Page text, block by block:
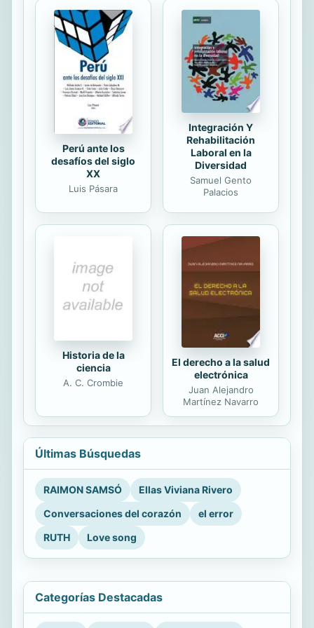
de no saber vivir sino por partes, con
momentos desgarrados, con meros
fragmentos de vida. Podrán no
gustarnos, por no nos harán perder
el tiempo y nos llevarán a una
catarsis que puede cambiarnos para
siempre.
Perú ante los
desafíos del siglo
XX
Luis Pásara
Integración Y
Rehabilitación
Laboral en la
Diversidad
Samuel Gento
Palacios
Historia de la
ciencia
A. C. Crombie
El derecho a la salud
electrónica
Juan Alejandro
Martínez Navarro
Últimas Búsquedas
RAIMON SAMSÓ
Ellas Viviana Rivero
Conversaciones del corazón
el error
RUTH
Love song
Categorías Destacadas